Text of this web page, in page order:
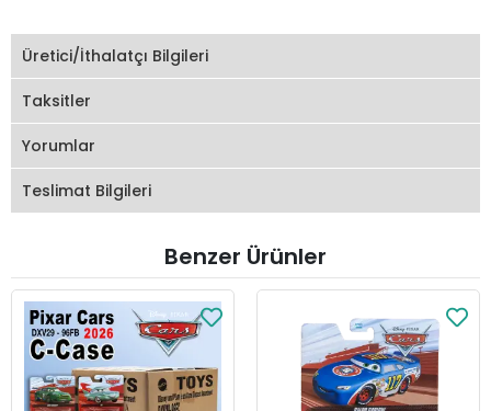
Üretici/İthalatçı Bilgileri
Taksitler
Yorumlar
Teslimat Bilgileri
Benzer Ürünler